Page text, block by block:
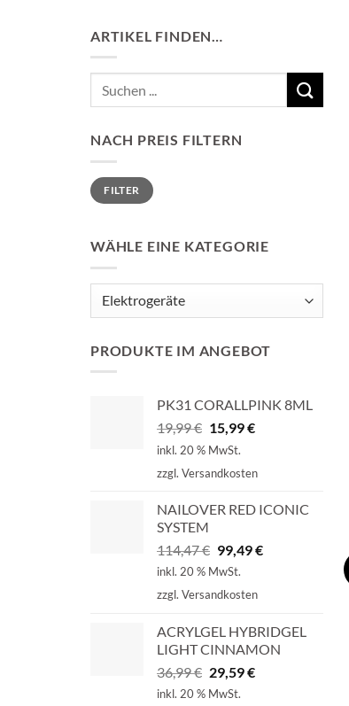
ARTIKEL FINDEN…
NACH PREIS FILTERN
Min.
Preis
Max.
PreisFILTER
WÄHLE EINE KATEGORIE
PRODUKTE IM ANGEBOT
PK31 CORALLPINK 8ML
19,99€ Ursprünglicher
Preis
19,99 €
15,99€Aktueller
15,99 €.
inkl. 20 % MwSt.
zzgl. Versandkosten
NAILOVER RED ICONIC
SYSTEM
114,47€ Ursprünglicher
Preis
war:
114,47 €
99,49€Aktueller
inkl. 20 % MwSt.
zzgl. Versandkosten
ACRYLGEL HYBRIDGEL
LIGHT CINNAMON
36,99€ Ursprünglicher
Preis
29,59€Aktueller
inkl. 20 % MwSt.